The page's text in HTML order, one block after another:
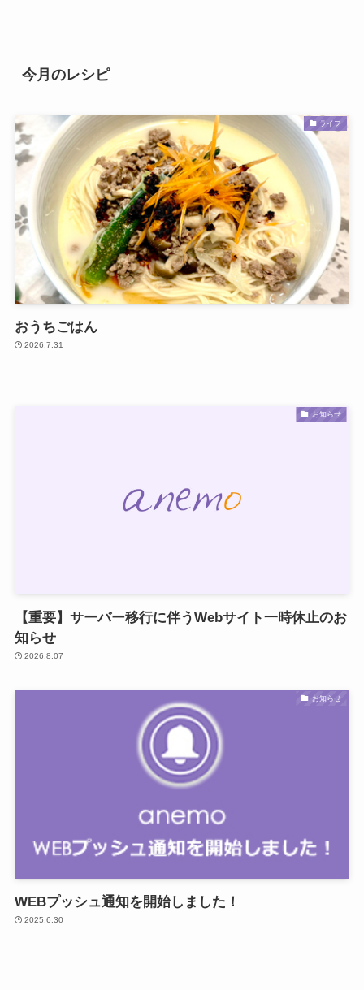
今月のレシピ
ライフ
おうちごはん
2026.7.31
お知らせ
【重要】サーバー移行に伴うWebサイト一時休止のお
知らせ
2026.8.07
お知らせ
WEBプッシュ通知を開始しました！
2025.6.30